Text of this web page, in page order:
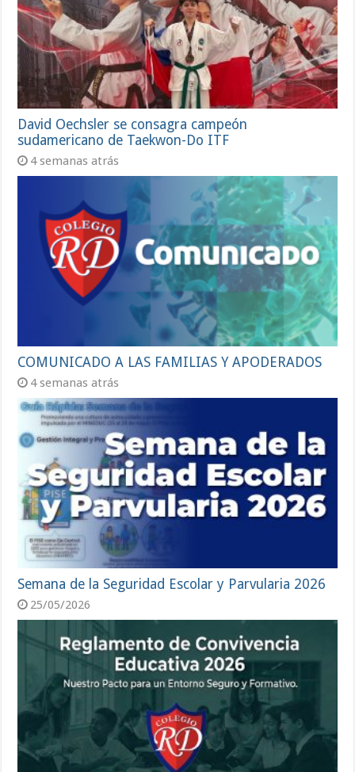
David Oechsler se consagra campeón
sudamericano de Taekwon-Do ITF
4 semanas atrás
COMUNICADO A LAS FAMILIAS Y APODERADOS
4 semanas atrás
Semana de la Seguridad Escolar y Parvularia 2026
25/05/2026